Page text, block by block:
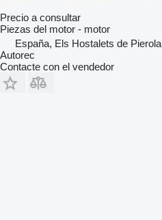
Precio a consultar
Piezas del motor - motor
España, Els Hostalets de Pierola
Autorec
Contacte con el vendedor